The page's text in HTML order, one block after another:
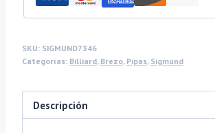
SKU: SIGMUND7346
Categorías: Billiard, Brezo, Pipas, Sigmund
Descripción